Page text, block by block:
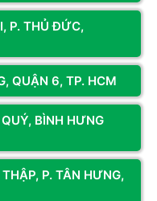
P. THỦ ĐỨC,
QUẬN 6, TP. HCM
BÌNH HƯNG
P. TÂN HƯNG,